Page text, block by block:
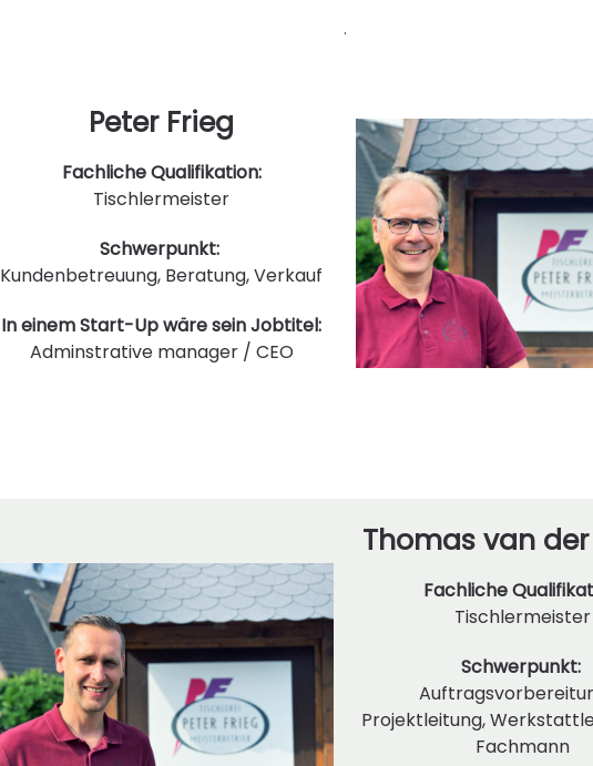
.
Peter Frieg
Fachliche Qualifikation:
Tischlermeister
Schwerpunkt:
Kundenbetreuung, Beratung, Verkauf
In einem Start-Up wäre sein Jobtitel:
Adminstrative manager / CEO
Thomas van
Fachliche
Tischlermeister
Schwerpunkt:
Projektleitung,
Fachmann